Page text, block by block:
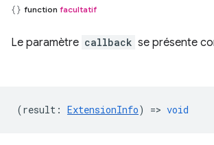
function facultatif
Le paramètre callback se présente
(result : ExtensionInfo) => void